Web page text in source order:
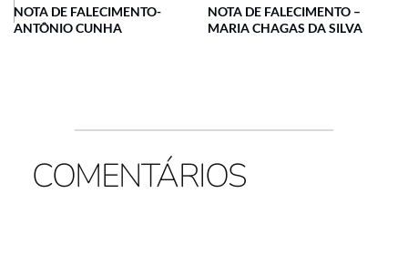
NOTA DE FALECIMENTO-
ANTÔNIO CUNHA
NOTA DE FALECIMENTO –
MARIA CHAGAS DA SILVA
COMENTÁRIOS